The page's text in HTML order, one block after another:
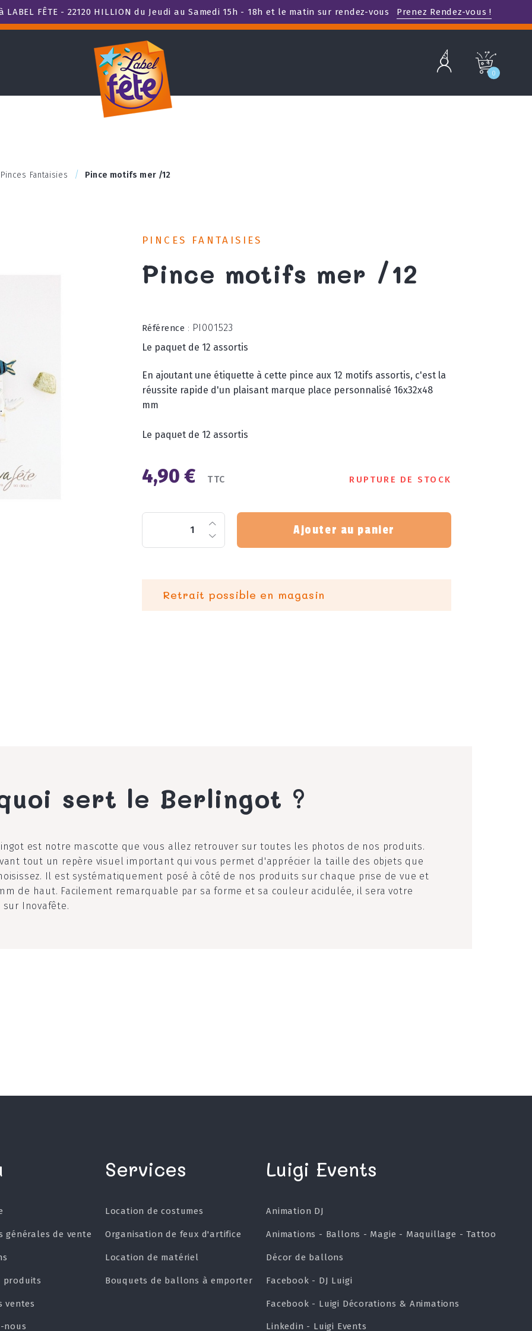
à LABEL FÊTE - 22120 HILLION du Jeudi au Samedi 15h - 18h et le matin sur rendez-vous Prenez Rendez-vous !
b c
0
Pinces Fantaisies Pince motifs mer /12
PINCES FANTAISIES
Pince motifs mer /12
Référence : PI001523
Le paquet de 12 assortis
En ajoutant une étiquette à cette pince aux 12 motifs assortis, c'est la
réussite rapide d'un plaisant marque place personnalisé 16x32x48
mm
Le paquet de 12 assortis
4,90 € TTC
Ajouter au panier
RUPTURE DE STOCK
Retrait possible en magasin
sert le Berlingot ?
est notre mascotte que vous allez retrouver sur toutes les photos de nos produits.
tout un repère visuel important qui vous permet d'apprécier la taille des objets que
Il est systématiquement posé à côté de nos produits sur chaque prise de vue et
de haut. Facilement remarquable par sa forme et sa couleur acidulée, il sera votre
sur Inovafête.
générales de vente
produits
ventes
nous
Services
Location de costumes
Organisation de feux d'artifice
Location de matériel
Bouquets de ballons à emporter
Luigi Events
Animation DJ
Animations - Ballons - Magie - Maquillage - Tattoo
Décor de ballons
Facebook - DJ Luigi
Facebook - Luigi Décorations & Animations
Linkedin - Luigi Events